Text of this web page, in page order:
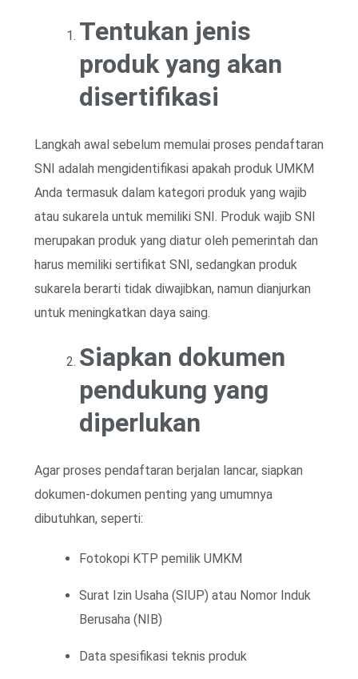
Tentukan jenis
produk yang akan
disertifikasi
Langkah awal sebelum memulai proses pendaftaran
SNI adalah mengidentifikasi apakah produk UMKM
Anda termasuk dalam kategori produk yang wajib
atau sukarela untuk memiliki SNI. Produk wajib SNI
merupakan produk yang diatur oleh pemerintah dan
harus memiliki sertifikat SNI, sedangkan produk
sukarela berarti tidak diwajibkan, namun dianjurkan
untuk meningkatkan daya saing.
Siapkan dokumen
pendukung yang
diperlukan
Agar proses pendaftaran berjalan lancar, siapkan
dokumen-dokumen penting yang umumnya
dibutuhkan, seperti:
Fotokopi KTP pemilik UMKM
Surat Izin Usaha (SIUP) atau Nomor Induk
Berusaha (NIB)
Data spesifikasi teknis produk